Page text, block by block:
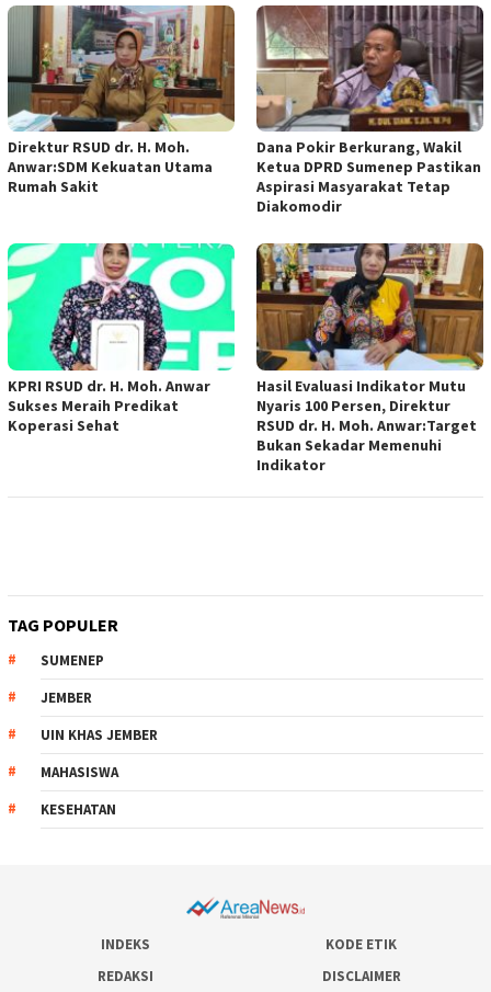
Direktur RSUD dr. H. Moh.
Anwar:SDM Kekuatan Utama
Rumah Sakit
Dana Pokir Berkurang, Wakil
Ketua DPRD Sumenep Pastikan
Aspirasi Masyarakat Tetap
Diakomodir
KPRI RSUD dr. H. Moh. Anwar
Sukses Meraih Predikat
Koperasi Sehat
Hasil Evaluasi Indikator Mutu
Nyaris 100 Persen, Direktur
RSUD dr. H. Moh. Anwar:Target
Bukan Sekadar Memenuhi
Indikator
TAG POPULER
SUMENEP
JEMBER
UIN KHAS JEMBER
MAHASISWA
KESEHATAN
INDEKS
KODE ETIK
REDAKSI
DISCLAIMER